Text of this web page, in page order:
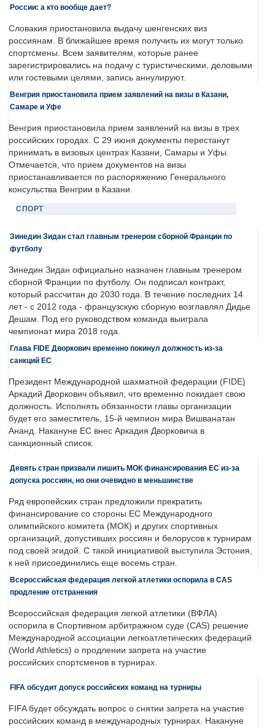
России: а кто вообще дает?
Словакия приостановила выдачу шенгенских виз
россиянам. В ближайшее время получить их могут только
спортсмены. Всем заявителям, которые ранее
зарегистрировались на подачу с туристическими, деловыми
или гостевыми целями, запись аннулируют.
Венгрия приостановила прием заявлений на визы в Казани,
Самаре и Уфе
Венгрия приостановила прием заявлений на визы в трех
российских городах. С 29 июня документы перестанут
принимать в визовых центрах Казани, Самары и Уфы.
Отмечается, что прием документов на визы
приостанавливается по распоряжению Генерального
консульства Венгрии в Казани.
СПОРТ
Зинедин Зидан стал главным тренером сборной Франции по
футболу
Зинедин Зидан официально назначен главным тренером
сборной Франции по футболу. Он подписал контракт,
который рассчитан до 2030 года. В течение последних 14
лет - с 2012 года - французскую сборную возглавлял Дидье
Дешам. Под его руководством команда выиграла
чемпионат мира 2018 года.
Глава FIDE Дворкович временно покинул должность из-за
санкций ЕС
Президент Международной шахматной федерации (FIDE)
Аркадий Дворкович объявил, что временно покидает свою
должность. Исполнять обязанности главы организации
будет его заместитель, 15-й чемпион мира Вишванатан
Ананд. Накануне ЕС внес Аркадия Дворковича в
санкционный список.
Девять стран призвали лишить МОК финансирования ЕС из-за
допуска россиян, но они очевидно в меньшинстве
Ряд европейских стран предложили прекратить
финансирование со стороны ЕС Международного
олимпийского комитета (МОК) и других спортивных
организаций, допустивших россиян и белорусов к турнирам
под своей эгидой. С такой инициативой выступила Эстония,
к ней присоединились еще восемь стран.
Всероссийская федерация легкой атлетики оспорила в CAS
продление отстранения
Всероссийская федерация легкой атлетики (ВФЛА)
оспорила в Спортивном арбитражном суде (CAS) решение
Международной ассоциации легкоатлетических федераций
(World Athletics) о продлении запрета на участие
российских спортсменов в турнирах.
FIFA обсудит допуск российских команд на турниры
FIFA будет обсуждать вопрос о снятии запрета на участие
российских команд в международных турнирах. Накануне